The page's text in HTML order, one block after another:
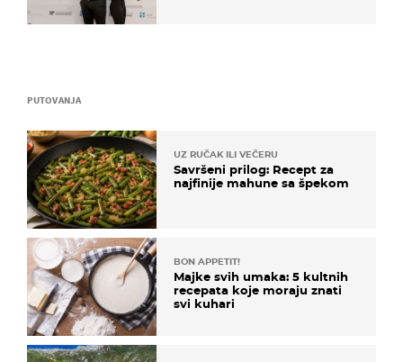
PUTOVANJA
UZ RUČAK ILI VEČERU
Savršeni prilog: Recept za
najfinije mahune sa špekom
BON APPETIT!
Majke svih umaka: 5 kultnih
recepata koje moraju znati
svi kuhari